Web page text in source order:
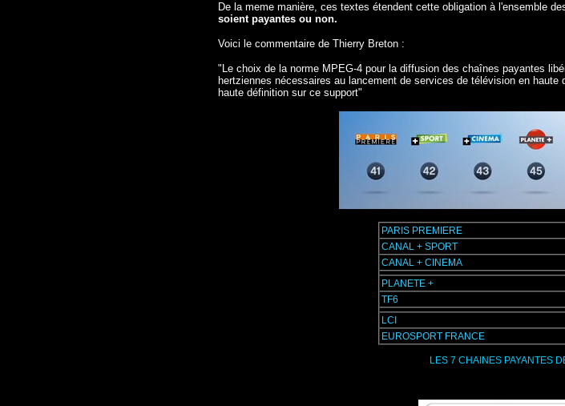
De la meme manière, ces textes étendent cette obligation à l'ensemble
soient payantes ou non.
Voici le commentaire de Thierry Breton :
"Le choix de la norme MPEG-4 pour la diffusion des chaînes payantes
hertziennes nécessaires au lancement de services de télévision en
haute définition sur ce support"
PARIS PREMIERE
CANAL + SPORT
CANAL + CINEMA
PLANETE +
TF6
LCI
EUROSPORT FRANCE
LES 7 CHAINES PAYANTES